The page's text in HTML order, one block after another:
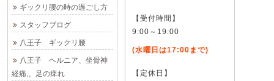
【受付時間】
9:00～19:00
(水曜日は17:00まで)
【定休日】
ギックリ腰の時の過ごし方
スタッフブログ
八王子 ギックリ腰
八王子 ヘルニア、坐骨神
経痛,、足の痺れ